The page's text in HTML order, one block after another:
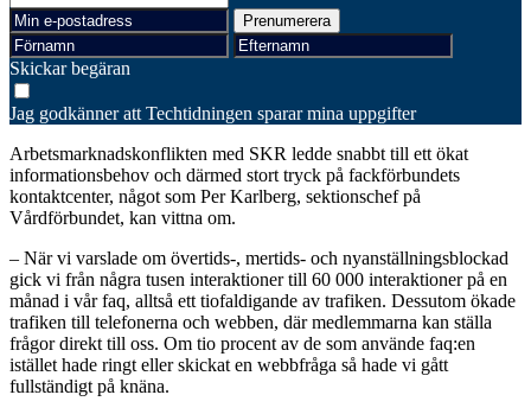
Skickar begäran
Jag godkänner att Techtidningen sparar mina uppgifter
Arbetsmarknadskonflikten med SKR ledde snabbt till ett ökat
informationsbehov och därmed stort tryck på fackförbundets
kontaktcenter, något som Per Karlberg, sektionschef på
Vårdförbundet, kan vittna om.
– När vi varslade om övertids-, mertids- och nyanställningsblockad
gick vi från några tusen interaktioner till 60 000 interaktioner på en
månad i vår faq, alltså ett tiofaldigande av trafiken. Dessutom ökade
trafiken till telefonerna och webben, där medlemmarna kan ställa
frågor direkt till oss. Om tio procent av de som använde faq:en
istället hade ringt eller skickat en webbfråga så hade vi gått
fullständigt på knäna.